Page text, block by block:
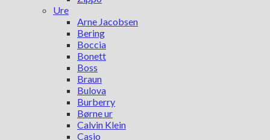
Ure
Arne Jacobsen
Bering
Boccia
Bonett
Boss
Braun
Bulova
Burberry
Børne ur
Calvin Klein
Casio